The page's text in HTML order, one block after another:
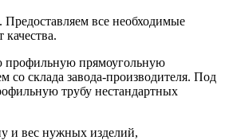
все необходимые
профильную прямоугольную
со склада завода-производителя. Под
трубу нестандартных
и вес нужных изделий,